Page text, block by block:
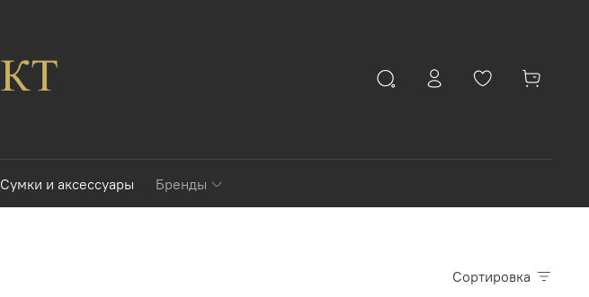
Сумки и аксессуары Бренды
Сортировка